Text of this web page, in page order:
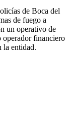
de Boca del
de fuego a
un operativo de
operador financiero
la entidad.